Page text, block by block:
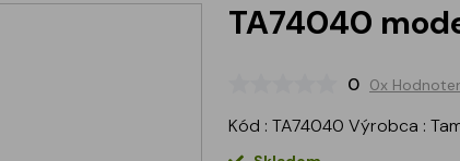
TA74040
0 0x
Kód : TA74040 Výrobca :